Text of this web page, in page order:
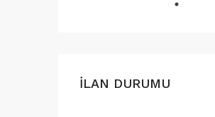
İLAN DURUMU